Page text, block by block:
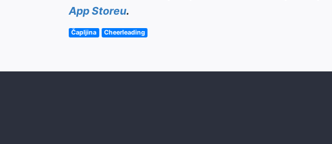
App Storeu.
Čapljina Cheerleading